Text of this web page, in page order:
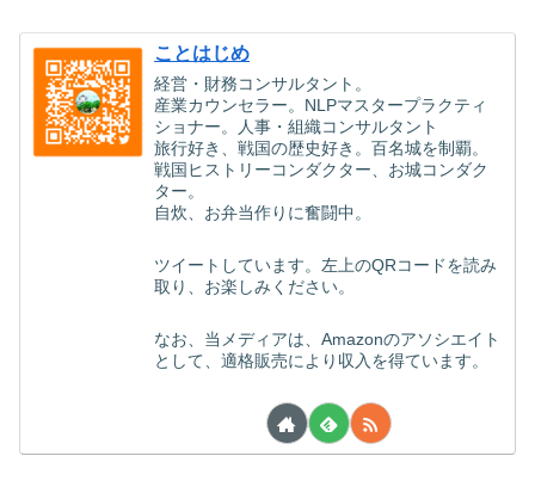
ことはじめ
経営・財務コンサルタント。
産業カウンセラー。NLPマスタープラクティ
ショナー。人事・組織コンサルタント
旅行好き、戦国の歴史好き。百名城を制覇。
戦国ヒストリーコンダクター、お城コンダク
ター。
自炊、お弁当作りに奮闘中。
ツイートしています。左上のQRコードを読み
取り、お楽しみください。
なお、当メディアは、Amazonのアソシエイト
として、適格販売により収入を得ています。